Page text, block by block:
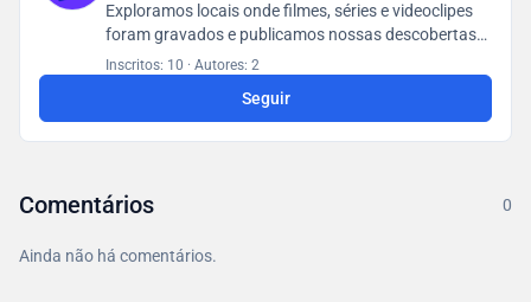
Exploramos locais onde filmes, séries e videoclipes
foram gravados e publicamos nossas descobertas
em um banco de dados acessível a todos os
Inscritos: 10 · Autores: 2
Seguir
Comentários 0
Ainda não há comentários.